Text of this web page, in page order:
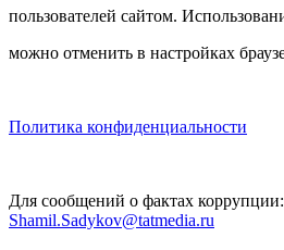
пользователей сайтом.
можно отменить в настройках
Политика конфиденциальности
Для сообщений о фактах коррупции:
Shamil.Sadykov@tatmedia.ru